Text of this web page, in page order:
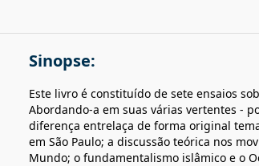
Sinopse:
Este livro é constituído de sete ensaios
Abordando-a em suas várias vertentes -
diferença entrelaça de forma original
em São Paulo; a discussão teórica nos
Mundo; o fundamentalismo islâmico e o